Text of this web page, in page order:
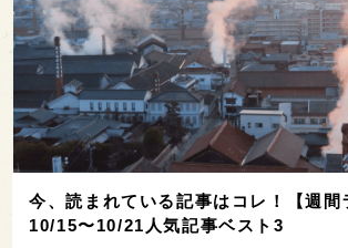
今、読まれている記事はコレ！【週間
10/15〜10/21人気記事ベスト3